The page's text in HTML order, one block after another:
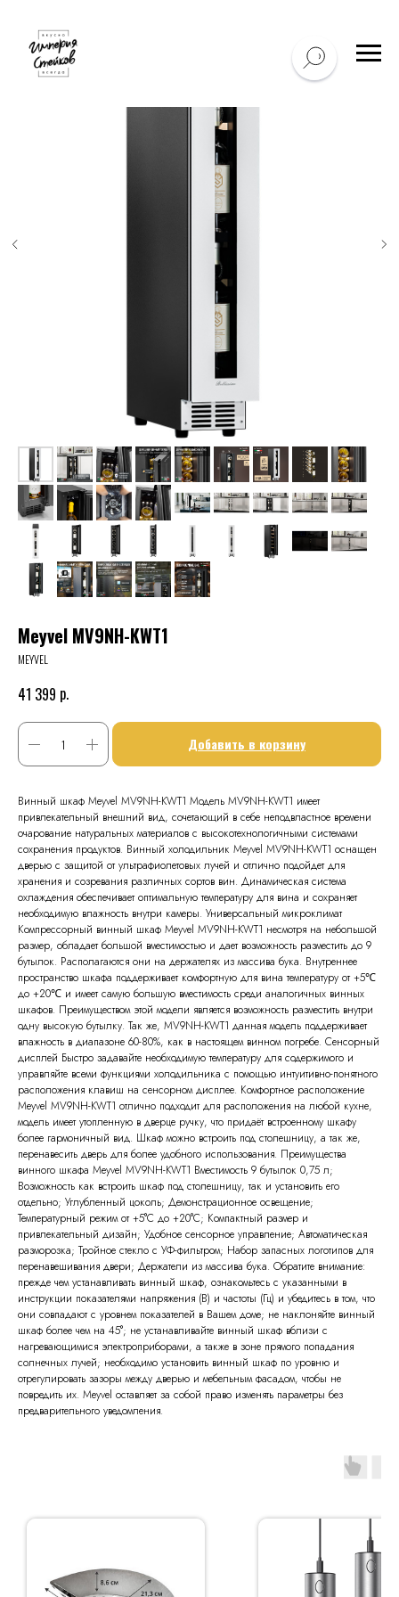
Meyvel MV9NH-KWT1
MEYVEL
41 399 р.
Добавить в корзину
Винный шкаф Meyvel MV9NH-KWT1 Модель MV9NH-KWT1 имеет
привлекательный внешний вид, сочетающий в себе неподвластное времени
очарование натуральных материалов с высокотехнологичными системами
сохранения продуктов. Винный холодильник Meyvel MV9NH-KWT1 оснащен
дверью с защитой от ультрафиолетовых лучей и отлично подойдет для
хранения и созревания различных сортов вин. Динамическая система
охлаждения обеспечивает оптимальную температуру для вина и сохраняет
необходимую влажность внутри камеры. Универсальный микроклимат
Компрессорный винный шкаф Meyvel MV9NH-KWT1 несмотря на небольшой
размер, обладает большой вместимостью и дает возможность разместить до 9
бутылок. Располагаются они на держателях из массива бука. Внутреннее
пространство шкафа поддерживает комфортную для вина температуру от +5℃
до +20℃ и имеет самую большую вместимость среди аналогичных винных
шкафов. Преимуществом этой модели является возможность разместить внутри
одну высокую бутылку. Так же, MV9NH-KWT1 данная модель поддерживает
влажность в диапазоне 60-80%, как в настоящем винном погребе. Сенсорный
дисплей Быстро задавайте необходимую температуру для содержимого и
управляйте всеми функциями холодильника с помощью интуитивно-понятного
расположения клавиш на сенсорном дисплее. Комфортное расположение
Meyvel MV9NH-KWT1 отлично подходит для расположения на любой кухне,
модель имеет утопленную в дверце ручку, что придаёт встроенному шкафу
более гармоничный вид. Шкаф можно встроить под столешницу, а так же,
перенавесить дверь для более удобного использования. Преимущества
винного шкафа Meyvel MV9NH-KWT1 Вместимость 9 бутылок 0,75 л;
Возможность как встроить шкаф под столешницу, так и установить его
отдельно; Углубленный цоколь; Демонстрационное освещение;
Температурный режим от +5°C до +20°C; Компактный размер и
привлекательный дизайн; Удобное сенсорное управление; Автоматическая
разморозка; Тройное стекло с УФ-фильтром; Набор запасных логотипов для
перенавешивания двери; Держатели из массива бука. Обратите внимание:
прежде чем устанавливать винный шкаф, ознакомьтесь с указанными в
инструкции показателями напряжения (В) и частоты (Гц) и убедитесь в том, что
они совпадают с уровнем показателей в Вашем доме; не наклоняйте винный
шкаф более чем на 45°; не устанавливайте винный шкаф вблизи с
нагревающимися электроприборами, а также в зоне прямого попадания
солнечных лучей; необходимо установить винный шкаф по уровню и
отрегулировать зазоры между дверью и мебельным фасадом, чтобы не
повредить их. Meyvel оставляет за собой право изменять параметры без
предварительного уведомления.